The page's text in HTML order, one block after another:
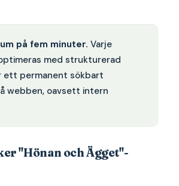
på fem minuter. Varje
med strukturerad
ett permanent sökbart
webben, oavsett intern
"Hönan och Ägget"-